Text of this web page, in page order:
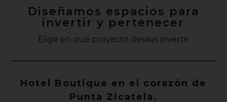
Diseñamos espacios para
invertir y pertenecer
Elige en que proyecto deseas invertir
Hotel Boutique en el corazón de
Punta Zicatela.